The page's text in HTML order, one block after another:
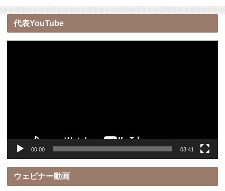
代表YouTube
00:00 03:41
ウェビナー動画